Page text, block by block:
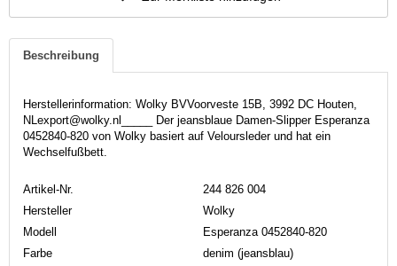
Beschreibung
Herstellerinformation: Wolky BVVoorveste 15B, 3992 DC Houten,
NLexport@wolky.nl_____ Der jeansblaue Damen-Slipper Esperanza
0452840-820 von Wolky basiert auf Veloursleder und hat ein
Wechselfußbett.
Artikel-Nr.
244 826 004
Hersteller
Wolky
Modell
Esperanza 0452840-820
Farbe
denim (jeansblau)